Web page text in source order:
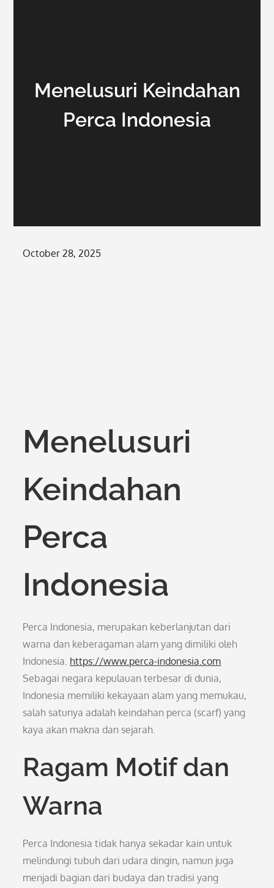
Menelusuri Keindahan
Perca Indonesia
Posted
October 28, 2025
Menelusuri
Keindahan
Perca
Indonesia
Perca Indonesia, merupakan keberlanjutan dari
warna dan keberagaman alam yang dimiliki oleh
Indonesia. https://www.perca-indonesia.com
Sebagai negara kepulauan terbesar di dunia,
Indonesia memiliki kekayaan alam yang memukau,
salah satunya adalah keindahan perca (scarf) yang
kaya akan makna dan sejarah.
Ragam Motif dan
Warna
Perca Indonesia tidak hanya sekadar kain untuk
melindungi tubuh dari udara dingin, namun juga
menjadi bagian dari budaya dan tradisi yang